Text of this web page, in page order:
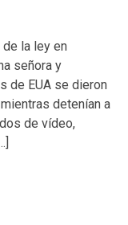
la ley en
señora y
de EUA se dieron
detenían a
de vídeo,